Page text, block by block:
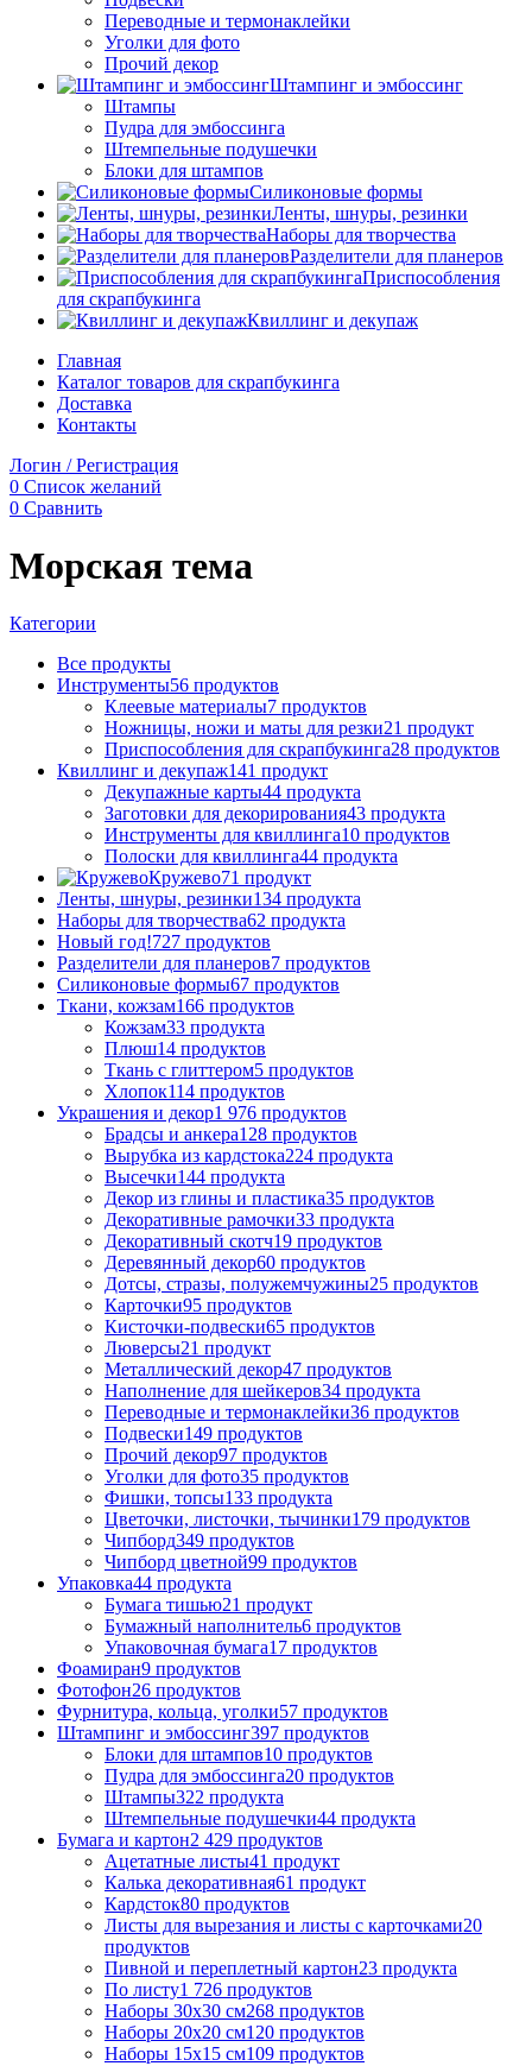
Переводные и термонаклейки
Уголки для фото
Прочий декор
Штампинг и эмбоссинг
Штампы
Пудра для эмбоссинга
Штемпельные подушечки
Блоки для штампов
Силиконовые формы
Ленты, шнуры, резинки
Наборы для творчества
Разделители для планеров
Приспособления
для скрапбукинга
Квиллинг и декупаж
Главная
Каталог товаров для скрапбукинга
Доставка
Контакты
Логин / Регистрация
0 Список желаний
0 Сравнить
Морская тема
Категории
Все продукты
Инструменты56 продуктов
Клеевые материалы7 продуктов
Ножницы, ножи и маты для резки21 продукт
Приспособления для скрапбукинга28 продуктов
Квиллинг и декупаж141 продукт
Декупажные карты44 продукта
Заготовки для декорирования43 продукта
Инструменты для квиллинга10 продуктов
Полоски для квиллинга44 продукта
Кружево71 продукт
Ленты, шнуры, резинки134 продукта
Наборы для творчества62 продукта
Новый год!727 продуктов
Разделители для планеров7 продуктов
Силиконовые формы67 продуктов
Ткани, кожзам166 продуктов
Кожзам33 продукта
Плюш14 продуктов
Ткань с глиттером5 продуктов
Хлопок114 продуктов
Украшения и декор1 976 продуктов
Брадсы и анкера128 продуктов
Вырубка из кардстока224 продукта
Высечки144 продукта
Декор из глины и пластика35 продуктов
Декоративные рамочки33 продукта
Декоративный скотч19 продуктов
Деревянный декор60 продуктов
Дотсы, стразы, полужемчужины25 продуктов
Карточки95 продуктов
Кисточки-подвески65 продуктов
Люверсы21 продукт
Металлический декор47 продуктов
Наполнение для шейкеров34 продукта
Переводные и термонаклейки36 продуктов
Подвески149 продуктов
Прочий декор97 продуктов
Уголки для фото35 продуктов
Фишки, топсы133 продукта
Цветочки, листочки, тычинки179 продуктов
Чипборд349 продуктов
Чипборд цветной99 продуктов
Упаковка44 продукта
Бумага тишью21 продукт
Бумажный наполнитель6 продуктов
Упаковочная бумага17 продуктов
Фоамиран9 продуктов
Фотофон26 продуктов
Фурнитура, кольца, уголки57 продуктов
Штампинг и эмбоссинг397 продуктов
Блоки для штампов10 продуктов
Пудра для эмбоссинга20 продуктов
Штампы322 продукта
Штемпельные подушечки44 продукта
Бумага и картон2 429 продуктов
Ацетатные листы41 продукт
Калька декоративная61 продукт
Кардсток80 продуктов
Листы для вырезания и листы с карточками20
продуктов
Пивной и переплетный картон23 продукта
По листу1 726 продуктов
Наборы 30х30 см268 продуктов
Наборы 20х20 см120 продуктов
Наборы 15х15 см109 продуктов